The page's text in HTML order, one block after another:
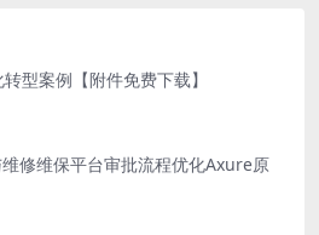
型案例【附件免费下载】
修维保平台审批流程优化Axure原